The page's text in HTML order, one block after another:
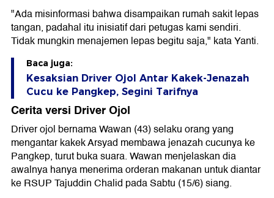
"Ada misinformasi bahwa disampaikan rumah sakit lepas
tangan, padahal itu inisiatif dari petugas kami sendiri.
Tidak mungkin menajemen lepas begitu saja," kata Yanti.
Baca juga:
Kesaksian Driver Ojol Antar Kakek-Jenazah
Cucu ke Pangkep, Segini Tarifnya
Cerita versi Driver Ojol
Driver ojol bernama Wawan (43) selaku orang yang
mengantar kakek Arsyad membawa jenazah cucunya ke
Pangkep, turut buka suara. Wawan menjelaskan dia
awalnya hanya menerima orderan makanan untuk diantar
ke RSUP Tajuddin Chalid pada Sabtu (15/6) siang.